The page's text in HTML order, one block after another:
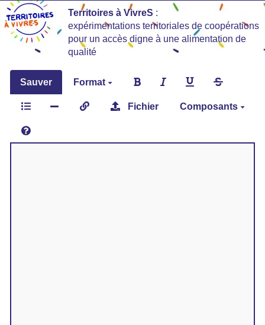
Territoires à VivreS :
expérimentations territoriales de coopérations
pour un accès digne à une alimentation de
qualité
Sauver Format
Fichier Composants